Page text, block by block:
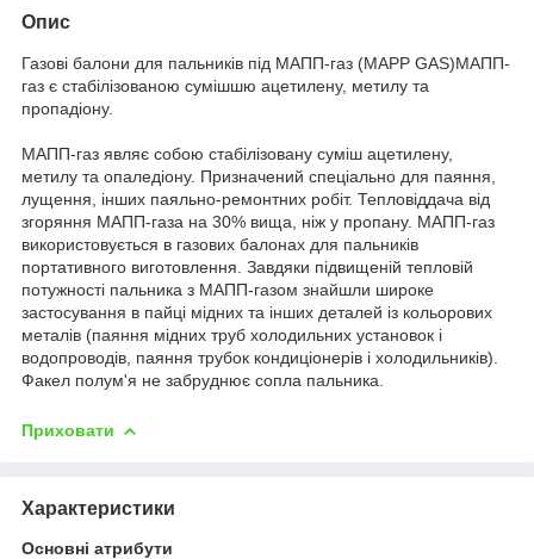
Опис
Газові балони для пальників під МАПП-газ (MAPP GAS)МАПП-
газ є стабілізованою сумішшю ацетилену, метилу та
пропадіону.
МАПП-газ являє собою стабілізовану суміш ацетилену,
метилу та опаледіону. Призначений спеціально для паяння,
лущення, інших паяльно-ремонтних робіт. Тепловіддача від
згоряння МАПП-газа на 30% вища, ніж у пропану. МАПП-газ
використовується в газових балонах для пальників
портативного виготовлення. Завдяки підвищеній тепловій
потужності пальника з МАПП-газом знайшли широке
застосування в пайці мідних та інших деталей із кольорових
металів (паяння мідних труб холодильних установок і
водопроводів, паяння трубок кондиціонерів і холодильників).
Факел полум'я не забруднює сопла пальника.
Приховати
Характеристики
Основні атрибути